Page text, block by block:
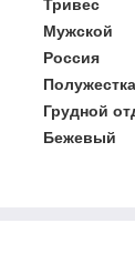
Тривес
Мужской
Россия
Грудной
Бежевый